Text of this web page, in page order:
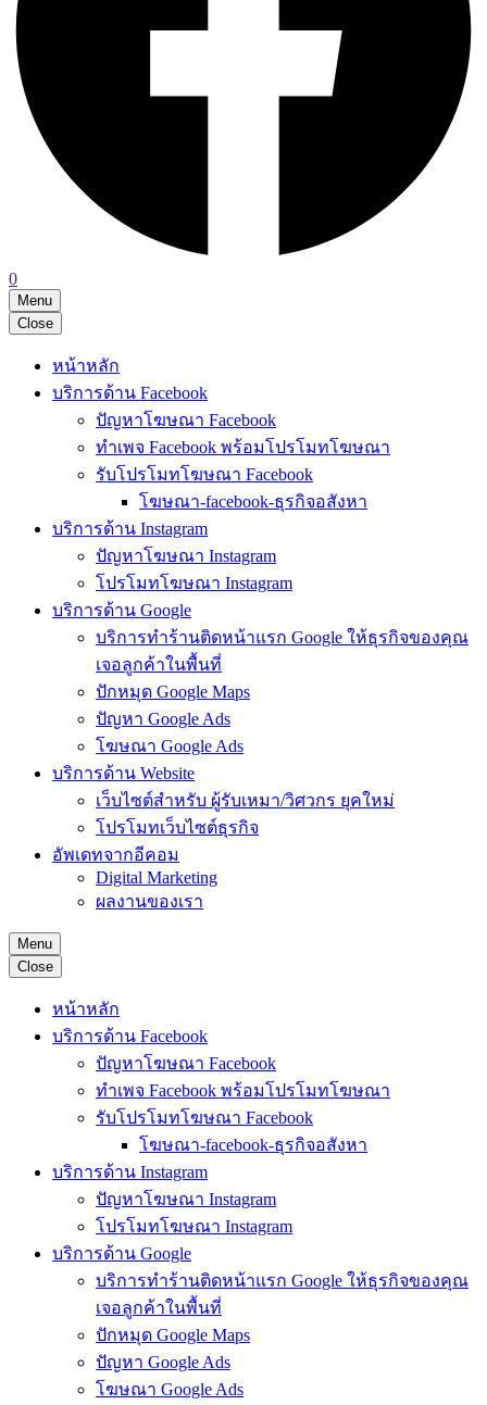
0
Menu
Close
หน้าหลัก
บริการด้าน Facebook
ปัญหาโฆษณา Facebook
ทำเพจ Facebook พร้อมโปรโมทโฆษณา
รับโปรโมทโฆษณา Facebook
โฆษณา-facebook-ธุรกิจอสังหา
บริการด้าน Instagram
ปัญหาโฆษณา Instagram
โปรโมทโฆษณา Instagram
บริการด้าน Google
บริการทำร้านติดหน้าแรก Google ให้ธุรกิจของคุณ
เจอลูกค้าในพื้นที่
ปักหมุด Google Maps
ปัญหา Google Ads
โฆษณา Google Ads
บริการด้าน Website
เว็บไซต์สำหรับ ผู้รับเหมา/วิศวกร ยุคใหม่
โปรโมทเว็บไซต์ธุรกิจ
อัพเดทจากอีคอม
Digital Marketing
ผลงานของเรา
Menu
Close
หน้าหลัก
บริการด้าน Facebook
ปัญหาโฆษณา Facebook
ทำเพจ Facebook พร้อมโปรโมทโฆษณา
รับโปรโมทโฆษณา Facebook
โฆษณา-facebook-ธุรกิจอสังหา
บริการด้าน Instagram
ปัญหาโฆษณา Instagram
โปรโมทโฆษณา Instagram
บริการด้าน Google
บริการทำร้านติดหน้าแรก Google ให้ธุรกิจของคุณ
เจอลูกค้าในพื้นที่
ปักหมุด Google Maps
ปัญหา Google Ads
โฆษณา Google Ads